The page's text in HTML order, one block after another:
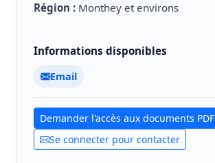
Région : Monthey et environs
Informations disponibles
Email
Demander l'accès aux documents PDF
Se connecter pour contacter